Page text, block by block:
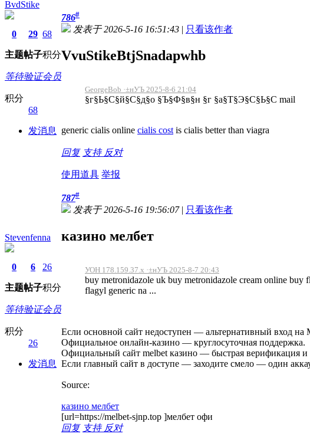
BvdStike
0
主题
29
帖子
68
积分
等待验证会员
积分
68
发消息
786#
发表于 2026-5-16 16:51:43 | 只看该作者
VvuStikeBtjSnadapwhb
GeorgeBob ·±нУЪ 2025-8-6 21:04
§г§Ь§С§й§С§д§о §Ъ§Ф§в§н §г §а§Т§Э§С§Ь§С mail
generic cialis online cialis cost is cialis better than viagra
回复 支持 反对
使用道具 举报
Stevenfenna
0
主题
6
帖子
26
积分
等待验证会员
积分
26
发消息
787#
发表于 2026-5-16 19:56:07 | 只看该作者
казино мелбет
УОН 178.159.37.x ·±нУЪ 2025-8-7 20:43
buy metronidazole uk buy metronidazole cream online buy
flagyl generic na ...
Если основной сайт недоступен — альтернативный вход на
Официальное онлайн-казино — круглосуточная поддержка.
Официальный сайт melbet казино — быстрая верификация и
Если главный сайт в доступе — заходите смело — один
Source:
казино мелбет
[url=https://melbet-sjnp.top ]мелбет офи
回复 支持 反对